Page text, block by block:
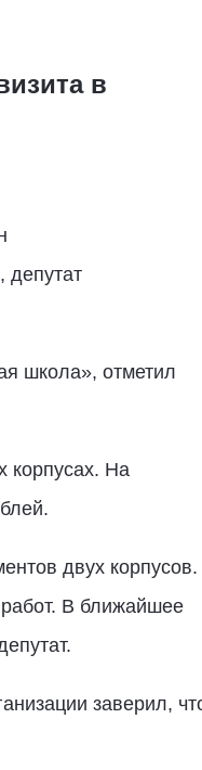
в
депутат
школа», отметил
корпусах. На
двух корпусов.
В ближайшее
заверил,